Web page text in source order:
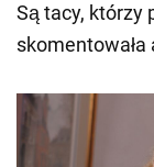
Są tacy, którzy
skomentowała